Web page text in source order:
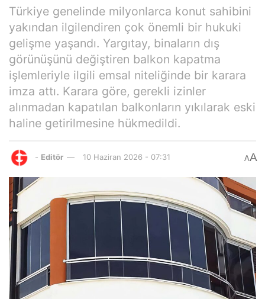
Türkiye genelinde milyonlarca konut sahibini
yakından ilgilendiren çok önemli bir hukuki
gelişme yaşandı. Yargıtay, binaların dış
görünüşünü değiştiren balkon kapatma
işlemleriyle ilgili emsal niteliğinde bir karara
imza attı. Karara göre, gerekli izinler
alınmadan kapatılan balkonların yıkılarak eski
haline getirilmesine hükmedildi.
- Editör 10 Haziran 2026 - 07:31 AA